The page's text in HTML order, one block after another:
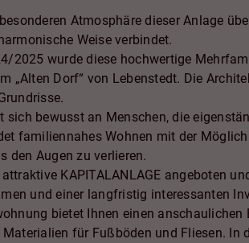
Atmosphäre dieser Anlage
Weise verbindet.
2025 wurde diese hochwertige
„Alten Dorf“ von Lebenstedt. Die
sich bewusst an Menschen, die
familiennahes Wohnen mit der
den Augen zu verlieren.
KAPITALANLAGE angeboten
und einer langfristig interessanten
bietet Ihnen einen
für Fußböden und Fliesen.